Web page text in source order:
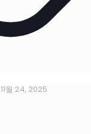
11월 24, 2025